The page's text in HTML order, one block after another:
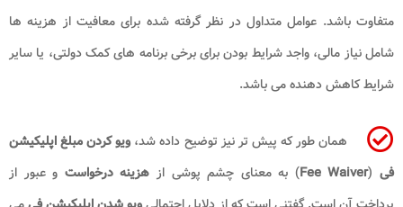
متفاوت باشد. عوامل متداول در نظر گرفته شده برای معافیت از هزینه ها
شامل نیاز مالی، واجد شرایط بودن برای برخی برنامه های کمک دولتی، یا سایر
شرایط کاهش دهنده می باشد.
همان طور که پیش تر نیز توضیح داده شد، ویو کردن مبلغ اپلیکیشن
فی(
Fee Waiver) به معنای چشم پوشی از هزینه درخواست و عبور از